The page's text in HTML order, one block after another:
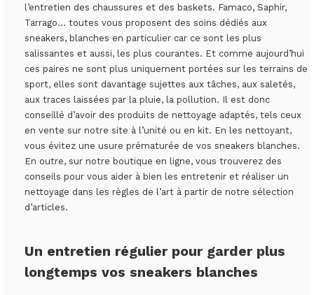
l’entretien des chaussures et des baskets. Famaco, Saphir,
Tarrago… toutes vous proposent des soins dédiés aux
sneakers, blanches en particulier car ce sont les plus
salissantes et aussi, les plus courantes. Et comme aujourd’hui
ces paires ne sont plus uniquement portées sur les terrains de
sport, elles sont davantage sujettes aux tâches, aux saletés,
aux traces laissées par la pluie, la pollution. Il est donc
conseillé d’avoir des produits de nettoyage adaptés, tels ceux
en vente sur notre site à l’unité ou en kit. En les nettoyant,
vous évitez une usure prématurée de vos sneakers blanches.
En outre, sur notre boutique en ligne, vous trouverez des
conseils pour vous aider à bien les entretenir et réaliser un
nettoyage dans les règles de l’art à partir de notre sélection
d’articles.
Un entretien régulier pour garder plus
longtemps vos sneakers blanches